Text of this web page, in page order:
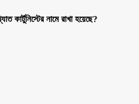
কার্টুনিস্টের নামে রাখা হয়েছে?